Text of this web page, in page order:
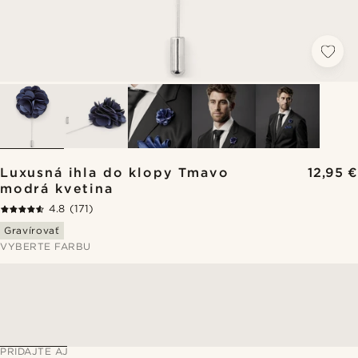
Luxusná ihla do klopy Tmavo
modrá kvetina
12,95 €
4.8 (171)
Gravírovať
VYBERTE FARBU
PRIDAJTE AJ